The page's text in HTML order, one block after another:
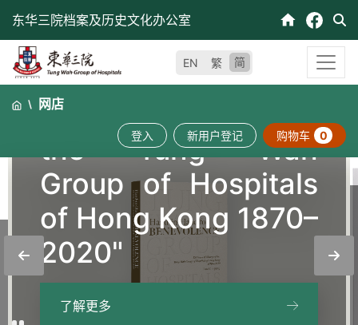
东华三院档案及历史文化办公室
EN 繁 简
网店
登入 新用户登记 购物车 0
in Hand for
150
of History of
Tung Wah
of Hospitals
Kong 1870–
《善
院